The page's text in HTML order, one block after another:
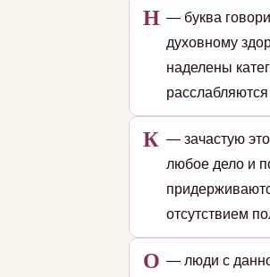
Н — буква
духовному
наделены
К — зачастую
любое дело и
отсутствием
О — люди с